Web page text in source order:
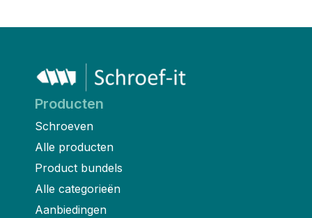
Producten
Schroeven
Alle producten
Product bundels
Alle categorieën
Aanbiedingen